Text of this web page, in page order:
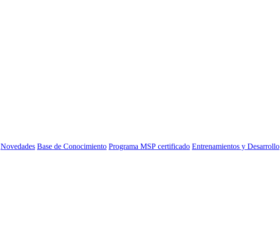
Novedades Base de Conocimiento Programa MSP certificado Entrenamientos y Desarrollo